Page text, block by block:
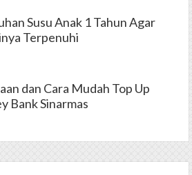
Susu Anak 1 Tahun Agar
Terpenuhi
dan Cara Mudah Top Up
Bank Sinarmas